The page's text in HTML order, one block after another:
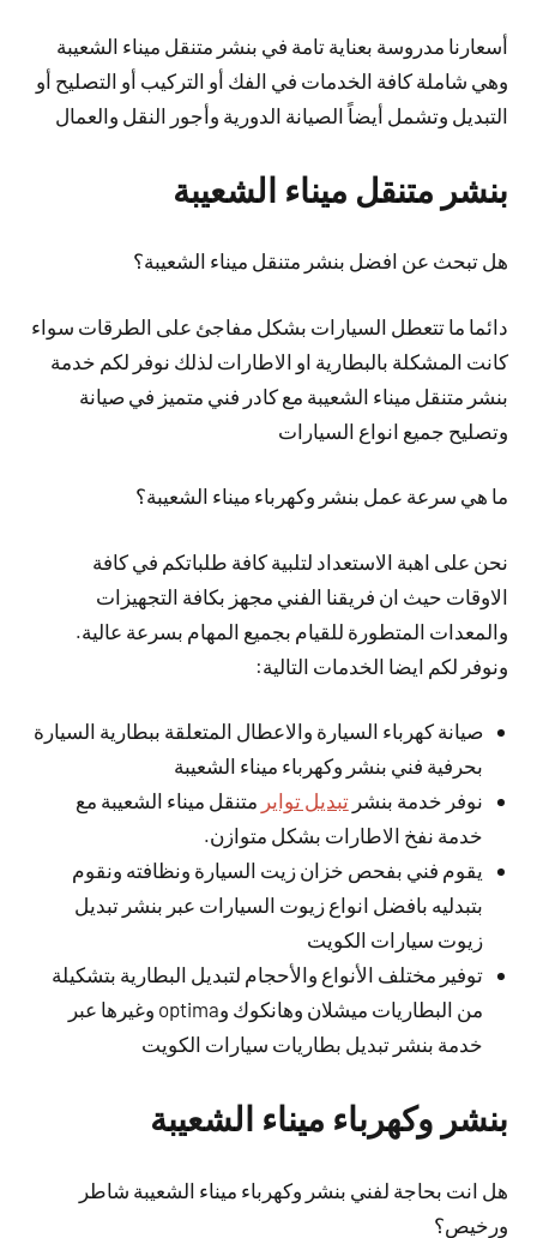
أسعارنا مدروسة بعناية تامة في بنشر متنقل ميناء الشعيبة
وهي شاملة كافة الخدمات في الفك أو التركيب أو التصليح أو
التبديل وتشمل أيضاً الصيانة الدورية وأجور النقل والعمال
بنشر متنقل ميناء الشعيبة
هل تبحث عن افضل بنشر متنقل ميناء الشعيبة؟
دائما ما تتعطل السيارات بشكل مفاجئ على الطرقات سواء
كانت المشكلة بالبطارية او الاطارات لذلك نوفر لكم خدمة
بنشر متنقل ميناء الشعيبة مع كادر فني متميز في صيانة
وتصليح جميع انواع السيارات
ما هي سرعة عمل بنشر وكهرباء ميناء الشعيبة؟
نحن على اهبة الاستعداد لتلبية كافة طلباتكم في كافة
الاوقات حيث ان فريقنا الفني مجهز بكافة التجهيزات
والمعدات المتطورة للقيام بجميع المهام بسرعة عالية.
ونوفر لكم ايضا الخدمات التالية:
صيانة كهرباء السيارة والاعطال المتعلقة ببطارية السيارة
بحرفية فني بنشر وكهرباء ميناء الشعيبة
نوفر خدمة بنشرتبديل تواير متنقل ميناء الشعيبة مع
خدمة نفخ الاطارات بشكل متوازن.
يقوم فني بفحص خزان زيت السيارة ونظافته ونقوم
بتبدليه بافضل انواع زيوت السيارات عبر بنشر تبديل
زيوت سيارات الكويت
توفير مختلف الأنواع والأحجام لتبديل البطارية بتشكيلة
من البطاريات ميشلان وهانكوك وoptima وغيرها عبر
خدمة بنشر تبديل بطاريات سيارات الكويت
بنشر وكهرباء ميناء الشعيبة
هل انت بحاجة لفني بنشر وكهرباء ميناء الشعيبة شاطر
ورخيص؟